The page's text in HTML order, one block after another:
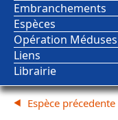
Embranchements
Espèces
Opération Méduses
Liens
Librairie
Espèce précedente